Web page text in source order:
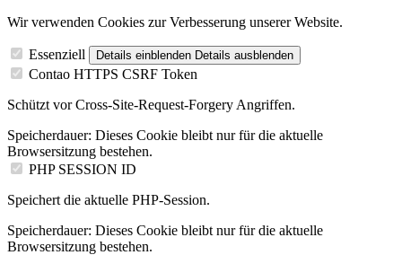
Wir verwenden Cookies zur Verbesserung unserer Website.
Essenziell Details einblenden Details ausblenden
Contao HTTPS CSRF Token
Schützt vor Cross-Site-Request-Forgery Angriffen.
Speicherdauer: Dieses Cookie bleibt nur für die aktuelle
Browsersitzung bestehen.
PHP SESSION ID
Speichert die aktuelle PHP-Session.
Speicherdauer: Dieses Cookie bleibt nur für die aktuelle
Browsersitzung bestehen.